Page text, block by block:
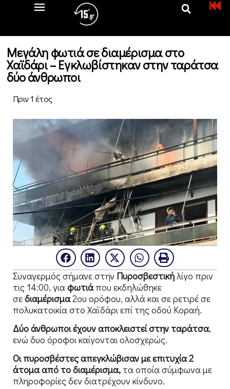
Μεγάλη φωτιά σε διαμέρισμα στο
Χαϊδάρι – Eγκλωβίστηκαν στην ταράτσα
δύο άνθρωποι
Πριν 1 έτος
Συναγερμός σήμανε στην Πυροσβεστικήλίγο πριν
τις 14:00, γιαφωτιάπου εκδηλώθηκε
σεδιαμέρισμα2ου ορόφου, αλλά και σε ρετιρέ σε
πολυκατοικία στο Χαϊδάρι επί της οδού Κοραή.
Δύο άνθρωποι έχουν αποκλειστεί στην ταράτσα,
ενώ δυο όροφοι καίγονται ολοσχερώς.
Οι πυροσβέστες απεγκλώβισαν με επιτυχία 2
άτομα από το διαμέρισμα, τα οποία σύμφωνα με
πληροφορίες δεν διατρέχουν κίνδυνο.